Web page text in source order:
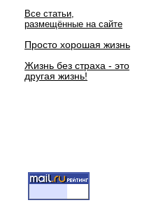
Все статьи,
размещённые на сайте
Просто хорошая жизнь
Жизнь без страха - это
другая жизнь!